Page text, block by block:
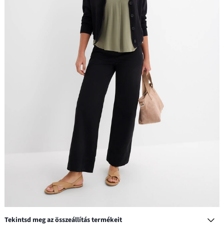
Tekintsd meg az összeállítás termékeit